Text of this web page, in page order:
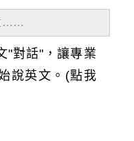
……
"對話"，讓專業
說英文。(點我